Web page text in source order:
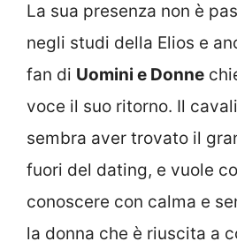
La sua presenza non è
negli studi della Elios e
fan di Uomini e Donne
voce il suo ritorno. Il
sembra aver trovato il
fuori del dating, e vuole
conoscere con calma e
la donna che è riuscita a